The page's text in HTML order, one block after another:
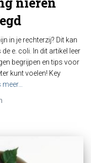
in je rechterzij? Dit kan
e. coli. In dit artikel leer
begrijpen en tips voor
kunt voelen! Key
meer…